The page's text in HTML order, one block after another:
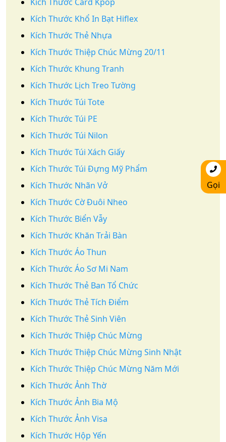
Kích Thước Card Kpop
Kích Thước Khổ In Bạt Hiflex
Kích Thước Thẻ Nhựa
Kích Thước Thiệp Chúc Mừng 20/11
Kích Thước Khung Tranh
Kích Thước Lịch Treo Tường
Kích Thước Túi Tote
Kích Thước Túi PE
Kích Thước Túi Nilon
Kích Thước Túi Xách Giấy
Kích Thước Túi Đựng Mỹ Phẩm
Kích Thước Nhãn Vở
Kích Thước Cờ Đuôi Nheo
Kích Thước Biển Vẫy
Kích Thước Khăn Trải Bàn
Kích Thước Áo Thun
Kích Thước Áo Sơ Mi Nam
Kích Thước Thẻ Ban Tổ Chức
Kích Thước Thẻ Tích Điểm
Kích Thước Thẻ Sinh Viên
Kích Thước Thiệp Chúc Mừng
Kích Thước Thiệp Chúc Mừng Sinh Nhật
Kích Thước Thiệp Chúc Mừng Năm Mới
Kích Thước Ảnh Thờ
Kích Thước Ảnh Bia Mộ
Kích Thước Ảnh Visa
Kích Thước Hộp Yến
Gọi